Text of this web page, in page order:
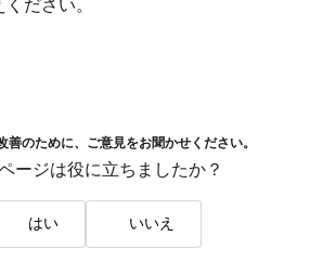
ださい。
善のために、ご意見をお聞かせください。
ージは役に立ちましたか？
はい いいえ